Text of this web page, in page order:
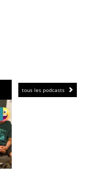
tous les podcasts